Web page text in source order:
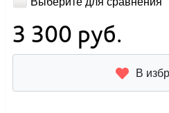
3 300 руб.
В